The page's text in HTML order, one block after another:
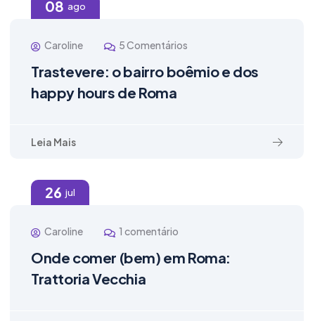
08 ago
Caroline 5 Comentários
Trastevere: o bairro boêmio e dos
happy hours de Roma
Leia Mais
26 jul
Caroline 1 comentário
Onde comer (bem) em Roma:
Trattoria Vecchia